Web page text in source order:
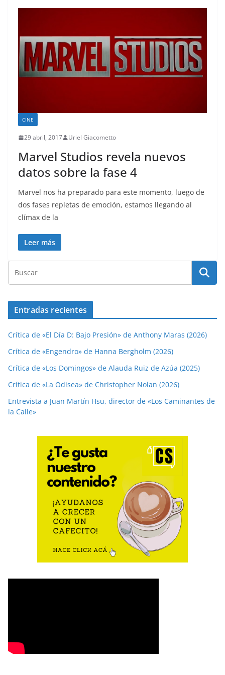
CINE
29 abril, 2017 Uriel Giacometto
Marvel Studios revela nuevos
datos sobre la fase 4
Marvel nos ha preparado para este momento, luego de
dos fases repletas de emoción, estamos llegando al
clímax de la
Leer más
Entradas recientes
Crítica de «El Día D: Bajo Presión» de Anthony Maras (2026)
Crítica de «Engendro» de Hanna Bergholm (2026)
Crítica de «Los Domingos» de Alauda Ruiz de Azúa (2025)
Crítica de «La Odisea» de Christopher Nolan (2026)
Entrevista a Juan Martín Hsu, director de «Los Caminantes de
la Calle»